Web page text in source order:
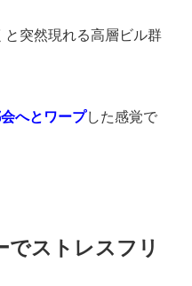
と突然現れる高層ビル群
へとワープした感覚で
でストレスフリ